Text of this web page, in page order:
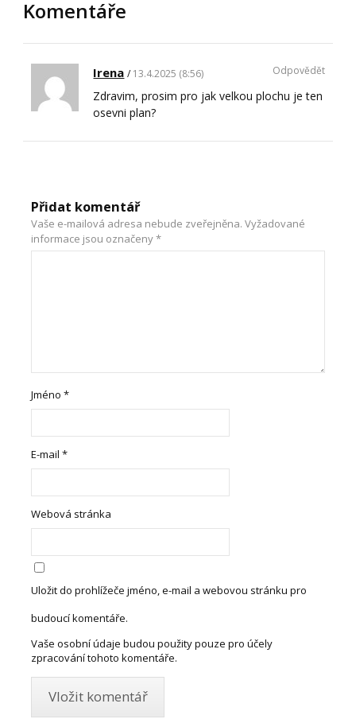
Komentáře
Irena 13.4.2025 (8:56)
Zdravim, prosim pro jak velkou plochu je ten
osevni plan?
Odpovědět
Přidat komentář
Vaše e-mailová adresa nebude zveřejněna. Vyžadované
informace jsou označeny*
Jméno*
E-mail*
Webová stránka
Uložit do prohlížeče jméno, e-mail a webovou stránku pro
budoucí komentáře.
Vaše osobní údaje budou použity pouze pro účely
zpracování tohoto komentáře.